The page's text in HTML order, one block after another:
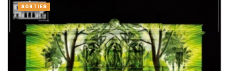
SORTIES